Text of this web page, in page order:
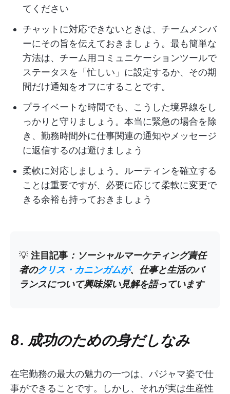
てください
チャットに対応できないときは、チームメンバ
ーにその旨を伝えておきましょう。最も簡単な
方法は、チーム用コミュニケーションツールで
ステータスを「忙しい」に設定するか、その期
間だけ通知をオフにすることです。
プライベートな時間でも、こうした境界線をし
っかりと守りましょう。本当に緊急の場合を除
き、勤務時間外に仕事関連の通知やメッセージ
に返信するのは避けましょう
柔軟に対応しましょう。ルーティンを確立する
ことは重要ですが、必要に応じて柔軟に変更で
きる余裕も持っておきましょう
💡 注目記事 ：ソーシャルマーケティング責任
者のクリス・カニンガムが、仕事と生活のバ
ランスについて興味深い見解を語っています
8. 成功のための身だしなみ
在宅勤務の最大の魅力の一つは、パジャマ姿で仕
事ができることです。しかし、それが実は生産性